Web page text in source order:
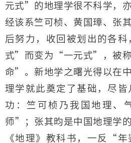
元式”的地理学很不科学，
经该系竺可桢、黄国璋、张
后努力，收回被划出的各
式”而变为“一元式”，被
命”。新地学之曙光得以在
理学就此奠定了基础，尽皆
功：竺可桢乃我国地理、
师”；张其昀是中国地理学
《地理》教科书，一反“